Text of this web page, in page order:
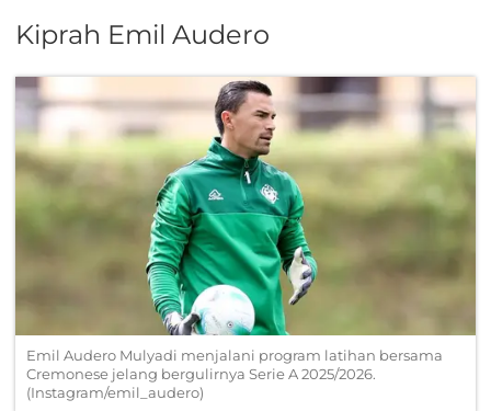
Kiprah Emil Audero
Emil Audero Mulyadi menjalani program latihan bersama
Cremonese jelang bergulirnya Serie A 2025/2026.
(Instagram/emil_audero)